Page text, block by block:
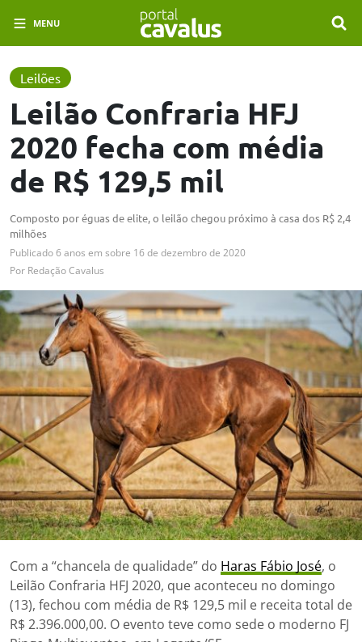
MENU
Leilões
Leilão Confraria HFJ
2020 fecha com média
de R$ 129,5 mil
Composto por éguas de elite, o leilão chegou próximo à casa dos R$ 2,4
milhões
Publicado6 anos em sobre 16 de dezembro de 2020
Por Redação Cavalus
Com a “chancela de qualidade” do Haras Fábio José, o
Leilão Confraria HFJ 2020, que aconteceu no domingo
(13), fechou com média de R$ 129,5 mil e receita total de
R$ 2.396.000,00. O evento teve como sede o moderno FJ